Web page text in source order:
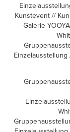
Kunstevent //
Galerie
Einzelausstellung